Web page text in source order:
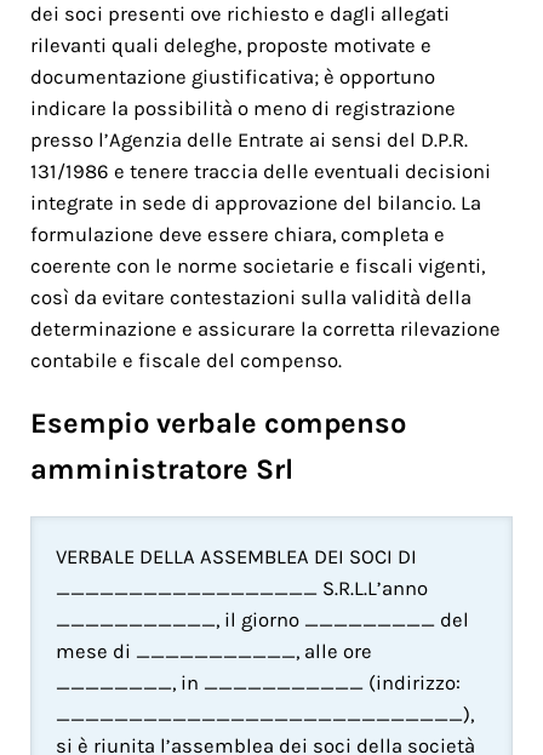
dei soci presenti ove richiesto e dagli allegati
rilevanti quali deleghe, proposte motivate e
documentazione giustificativa; è opportuno
indicare la possibilità o meno di registrazione
presso l’Agenzia delle Entrate ai sensi del D.P.R.
131/1986 e tenere traccia delle eventuali decisioni
integrate in sede di approvazione del bilancio. La
formulazione deve essere chiara, completa e
coerente con le norme societarie e fiscali vigenti,
così da evitare contestazioni sulla validità della
determinazione e assicurare la corretta rilevazione
contabile e fiscale del compenso.
Esempio verbale compenso
amministratore Srl​
VERBALE DELLA ASSEMBLEA DEI SOCI DI
__________________ S.R.L.L’anno
___________, il giorno _________ del
mese di ___________, alle ore
________, in ___________ (indirizzo:
____________________________),
si è riunita l’assemblea dei soci della società